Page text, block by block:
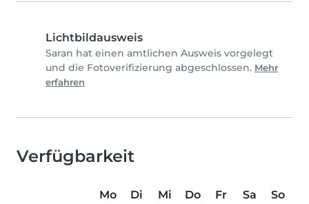
Lichtbildausweis
Saran hat einen amtlichen Ausweis vorgelegt
und die Fotoverifizierung abgeschlossen. Mehr
erfahren
Verfügbarkeit
Mo Di Mi Do Fr Sa
So